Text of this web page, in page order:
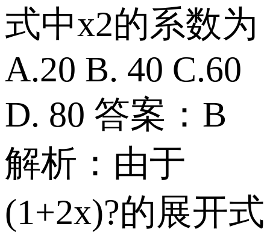
式中x2的系数为
A.20 B. 40 C.60
D. 80 答案：B
解析：由于
(1+2x)?的展开式